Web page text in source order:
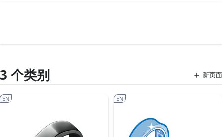
3 个类别 新页面
EN EN